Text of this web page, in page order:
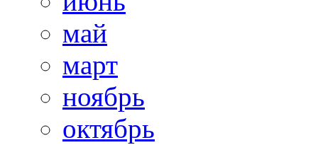
май
март
ноябрь
октябрь